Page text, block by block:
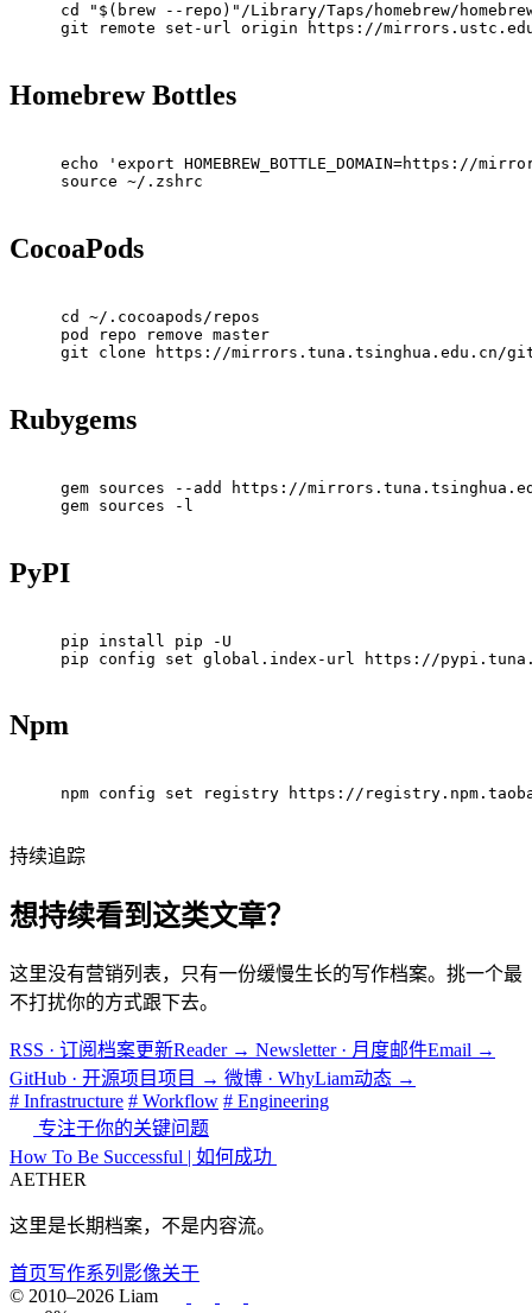
cd "$(brew --repo)"/Library/Taps/homebrew/
git remote set-url origin https://
Homebrew Bottles
echo 'export
source ~/.zshrc
CocoaPods
cd ~/.cocoapods/repos
pod repo remove master
git clone https://mirrors.tuna.tsinghua.edu.cn/git/
Rubygems
gem sources --add https://
gem sources -l
PyPI
pip install pip -U
pip config set global.index-url https://
Npm
npm config set registry https://
持续追踪
想持续看到这类文章？
这里没有营销列表，只有一份缓慢生长的写作档案。挑一个最
不打扰你的方式跟下去。
RSS · 订阅档案更新Reader → Newsletter · 月度邮件Email →
GitHub · 开源项目项目 → 微博 · WhyLiam动态 →
# Infrastructure # Workflow # Engineering
专注于你的关键问题
How To Be Successful | 如何成功
AETHER
这里是长期档案，不是内容流。
首页写作系列 影像关于
© 2010–2026 Liam